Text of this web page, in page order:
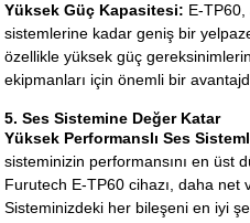
Yüksek Güç Kapasitesi: E-
sistemlerine kadar geniş bir
özellikle yüksek güç
ekipmanları için önemli bir
5. Ses Sistemine Değer Katar
Yüksek Performanslı Ses
sisteminizin performansını en üst
Furutech E-TP60 cihazı, daha net
Sisteminizdeki her bileşeni en iyi